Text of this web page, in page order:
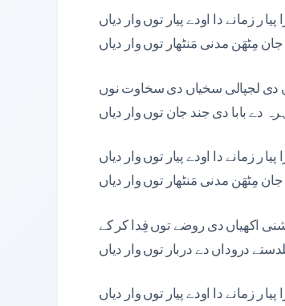
پیا ر زمانے دا اودے پیار توں وار دیاں
مِٹھَن مدنی مَنٹھار توں وار دیاں
دی لجپالی سخیاں دی سخاوت نوں
دے بابا دی جند جان توں وار دیاں
پیا ر زمانے دا اودے پیار توں وار دیاں
مِٹھَن مدنی مَنٹھار توں وار دیاں
اکھیاں دی روضے توں فِدا کر کے
دروداں دے دربار توں وار دیاں
پیا ر زمانے دا اودے پیار توں وار دیاں